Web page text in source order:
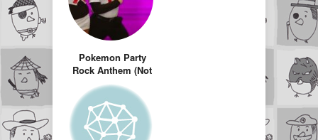
Pokemon Party
Rock Anthem (Not
Feat LMFAO)